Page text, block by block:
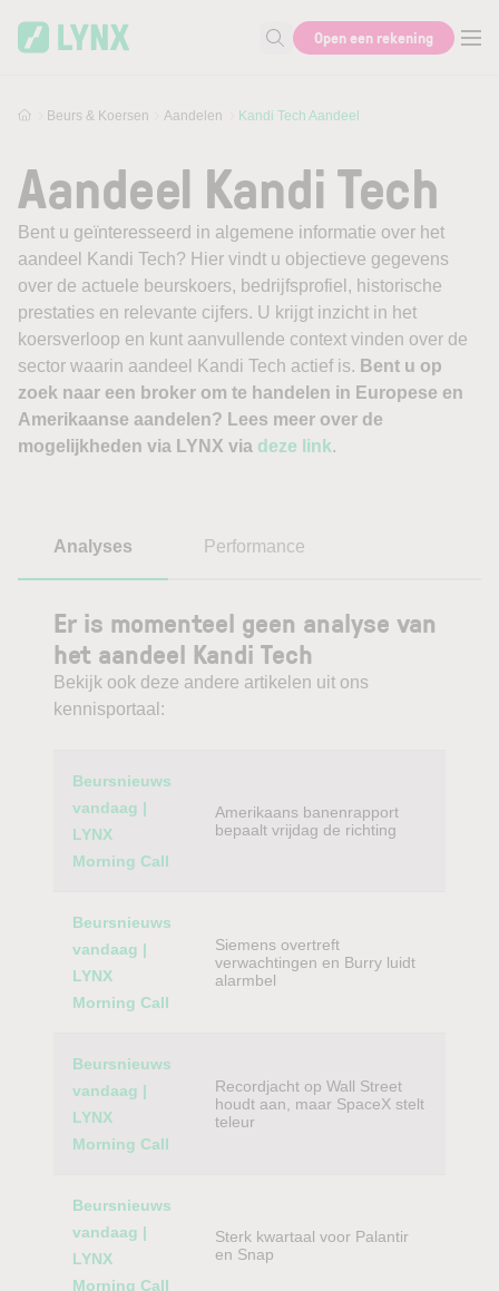
Zoek naar informatie
Open een rekening
Beurs & Koersen Aandelen Kandi Tech Aandeel
Aandeel Kandi Tech
Bent u geïnteresseerd in algemene informatie over het
aandeel Kandi Tech? Hier vindt u objectieve gegevens
over de actuele beurskoers, bedrijfsprofiel, historische
prestaties en relevante cijfers. U krijgt inzicht in het
koersverloop en kunt aanvullende context vinden over de
sector waarin aandeel Kandi Tech actief is. Bent u op
zoek naar een broker om te handelen in Europese en
Amerikaanse aandelen? Lees meer over de
mogelijkheden via LYNX via deze link.
Analyses Performance
Er is momenteel geen analyse van
het aandeel Kandi Tech
Bekijk ook deze andere artikelen uit ons
kennisportaal:
Category
Beursnieuws
vandaag |
LYNX
Morning Call
Amerikaans banenrapport
bepaalt vrijdag de richting
Beursnieuws
vandaag |
LYNX
Morning Call
Siemens overtreft
verwachtingen en Burry luidt
alarmbel
Beursnieuws
vandaag |
LYNX
Morning Call
Recordjacht op Wall Street
houdt aan, maar SpaceX stelt
teleur
Beursnieuws
vandaag |
LYNX
Morning Call
Sterk kwartaal voor Palantir
en Snap